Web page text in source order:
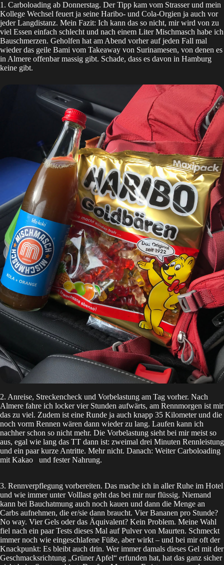
1. Carboloading ab Donnerstag. Der Tipp kam vom Strasser und mein
Kollege Wechsel feuert ja seine Haribo- und Cola-Orgien ja auch vor
jeder Langdistanz. Mein Fazit: Ich kann das so nicht, mir wird von zu
viel Essen einfach schlecht und nach einem Liter Mischmasch habe ich
Bauschmerzen. Geholfen hat am Abend vorher auf jeden Fall mal
wieder das geile Bami vom Takeaway von Surinamesen, von denen es
in Almere offenbar massig gibt. Schade, dass es davon in Hamburg
keine gibt.
2. Anreise, Streckencheck und Vorbelastung am Tag vorher. Nach
Almere fahre ich locker vier Stunden aufwärts, am Rennmorgen ist mir
das zu viel. Zudem ist eine Runde ja auch knapp 35 Kilometer und die
noch vorm Rennen wären dann wieder zu lang. Laufen kann ich
nachher schon so nicht mehr. Die Vorbelastung sieht bei mir meist so
aus, egal wie lang das TT dann ist: zweimal drei Minuten Rennleistung
und ein paar kurze Antritte. Mehr nicht. Danach: Weiter Carboloading
mit Kakao und fester Nahrung.
3. Rennverpflegung vorbereiten. Das mache ich in aller Ruhe im Hotel
und wie immer unter Volllast geht das bei mir nur flüssig. Niemand
kann bei Bauchatmung auch noch kauen und dann die Menge an
Carbs aufnehmen, die er/sie dann braucht. Vier Bananen pro Stunde?
No way. Vier Gels oder das Äquivalent? Kein Problem. Meine Wahl
fiel nach ein paar Tests dieses Mal auf Pulver von Maurten. Schmeckt
immer noch wie eingeschlafene Füße, aber wirkt – und bei mir oft der
Knackpunkt: Es bleibt auch drin. Wer immer damals dieses Gel mit der
Geschmacksrichtung „Grüner Apfel“ erfunden hat, hat das ganz sicher